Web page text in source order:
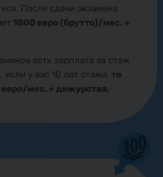
После сдачи экзамена
1800 евро (брутто)/мес. +
есть зарплата за стаж
у вас 10 лет стажа, то
евро/мес. + дежурства.